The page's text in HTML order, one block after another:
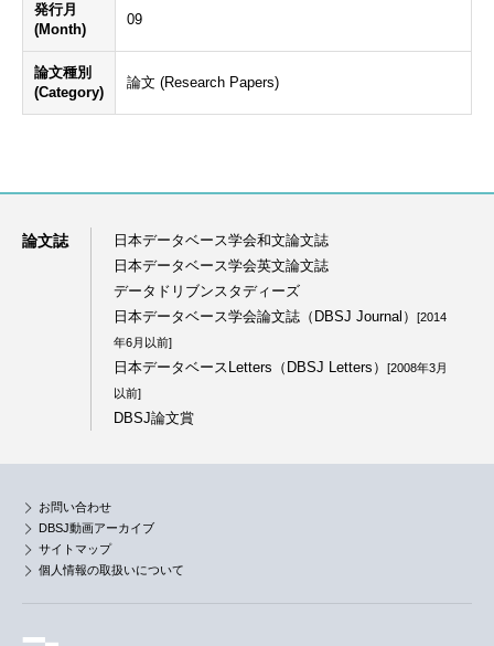
発行月
(Month)
09
論文種別
(Category)
論文 (Research Papers)
論文誌
日本データベース学会和文論文誌
日本データベース学会英文論文誌
データドリブンスタディーズ
日本データベース学会論文誌（DBSJ Journal）
[2014
年6月以前]
日本データベースLetters（DBSJ Letters）
[2008年3月
以前]
DBSJ論文賞
お問い合わせ
DBSJ動画アーカイブ
サイトマップ
個人情報の取扱いについて